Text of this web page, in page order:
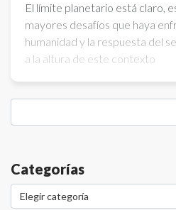
El límite planetario está claro,
mayores desafíos que haya
humanidad y la respuesta del
a la altura de este contexto
Categorías